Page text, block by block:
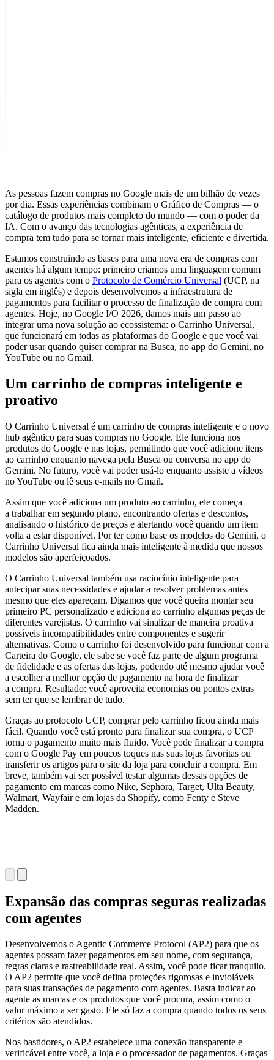
As pessoas fazem compras no Google mais de um bilhão de vezes
por dia. Essas experiências combinam o Gráfico de Compras — o
catálogo de produtos mais completo do mundo — com o poder da
IA. Com o avanço das tecnologias agênticas, a experiência de
compra tem tudo para se tornar mais inteligente, eficiente e divertida.
Estamos construindo as bases para uma nova era de compras com
agentes há algum tempo: primeiro criamos uma linguagem comum
para os agentes com o Protocolo de Comércio Universal (UCP, na
sigla em inglês) e depois desenvolvemos a infraestrutura de
pagamentos para facilitar o processo de finalização de compra com
agentes. Hoje, no Google I/O 2026, damos mais um passo ao
integrar uma nova solução ao ecossistema: o Carrinho Universal,
que funcionará em todas as plataformas do Google e que você vai
poder usar quando quiser comprar na Busca, no app do Gemini, no
YouTube ou no Gmail.
Um carrinho de compras inteligente e
proativo
O Carrinho Universal é um carrinho de compras inteligente e o novo
hub agêntico para suas compras no Google. Ele funciona nos
produtos do Google e nas lojas, permitindo que você adicione itens
ao carrinho enquanto navega pela Busca ou conversa no app do
Gemini. No futuro, você vai poder usá-lo enquanto assiste a vídeos
no YouTube ou lê seus e-mails no Gmail.
Assim que você adiciona um produto ao carrinho, ele começa
a trabalhar em segundo plano, encontrando ofertas e descontos,
analisando o histórico de preços e alertando você quando um item
volta a estar disponível. Por ter como base os modelos do Gemini, o
Carrinho Universal fica ainda mais inteligente à medida que nossos
modelos são aperfeiçoados.
O Carrinho Universal também usa raciocínio inteligente para
antecipar suas necessidades e ajudar a resolver problemas antes
mesmo que eles apareçam. Digamos que você queira montar seu
primeiro PC personalizado e adiciona ao carrinho algumas peças de
diferentes varejistas. O carrinho vai sinalizar de maneira proativa
possíveis incompatibilidades entre componentes e sugerir
alternativas. Como o carrinho foi desenvolvido para funcionar com a
Carteira do Google, ele sabe se você faz parte de algum programa
de fidelidade e as ofertas das lojas, podendo até mesmo ajudar você
a escolher a melhor opção de pagamento na hora de finalizar
a compra. Resultado: você aproveita economias ou pontos extras
sem ter que se lembrar de tudo.
Graças ao protocolo UCP, comprar pelo carrinho ficou ainda mais
fácil. Quando você está pronto para finalizar sua compra, o UCP
torna o pagamento muito mais fluido. Você pode finalizar a compra
com o Google Pay em poucos toques nas suas lojas favoritas ou
transferir os artigos para o site da loja para concluir a compra. Em
breve, também vai ser possível testar algumas dessas opções de
pagamento em marcas como Nike, Sephora, Target, Ulta Beauty,
Walmart, Wayfair e em lojas da Shopify, como Fenty e Steve
Madden.
Expansão das compras seguras realizadas
com agentes
Desenvolvemos o Agentic Commerce Protocol (AP2) para que os
agentes possam fazer pagamentos em seu nome, com segurança,
regras claras e rastreabilidade real. Assim, você pode ficar tranquilo.
O AP2 permite que você defina proteções rigorosas e invioláveis
para suas transações de pagamento com agentes. Basta indicar ao
agente as marcas e os produtos que você procura, assim como o
valor máximo a ser gasto. Ele só faz a compra quando todos os seus
critérios são atendidos.
Nos bastidores, o AP2 estabelece uma conexão transparente e
verificável entre você, a loja e o processador de pagamentos. Graças